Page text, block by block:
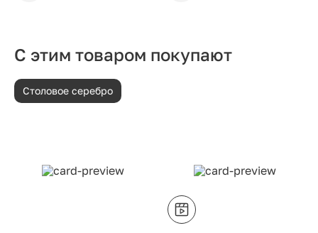
С этим товаром покупают
Столовое серебро